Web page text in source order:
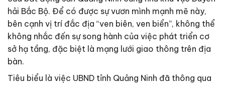
hải Bắc Bộ. Để có được sự vươn mình mạnh mẽ này,
bên cạnh vị trí đắc địa “ven biên, ven biển”, không thể
không nhắc đến sự song hành của việc phát triển cơ
sở hạ tầng, đặc biệt là mạng lưới giao thông trên địa
bàn.
Tiêu biểu là việc UBND tỉnh Quảng Ninh đã thông qua